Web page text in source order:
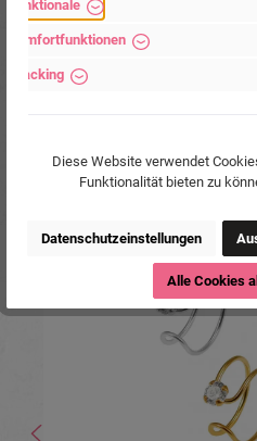
Funktionale
Komfortfunktionen
Tracking
Diese Website verwendet
Funktionalität bieten zu
Datenschutzeinstellungen
Alle Cookies